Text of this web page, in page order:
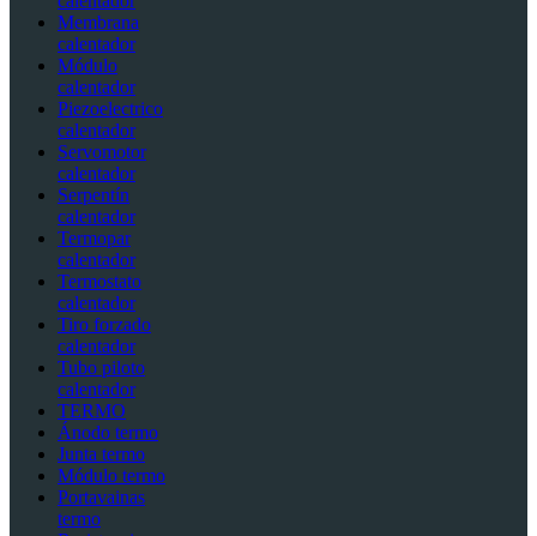
Membrana
calentador
Módulo
calentador
Piezoelectrico
calentador
Servomotor
calentador
Serpentín
calentador
Termopar
calentador
Termostato
calentador
Tiro forzado
calentador
Tubo piloto
calentador
TERMO
Ánodo termo
Junta termo
Módulo termo
Portavainas
termo